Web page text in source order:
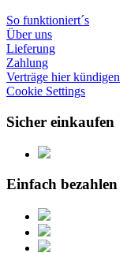
So funktioniert´s
Über uns
Lieferung
Zahlung
Verträge hier kündigen
Cookie Settings
Sicher einkaufen
Einfach bezahlen